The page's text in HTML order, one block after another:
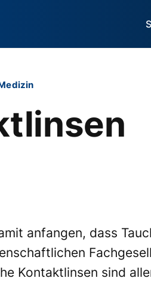
anfangen, dass
Kontaktlinsen sind